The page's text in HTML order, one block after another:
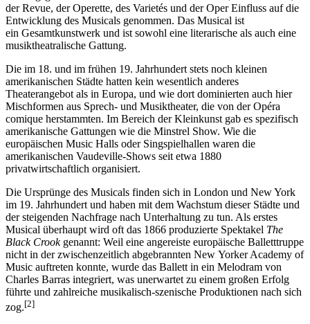
der Revue, der Operette, des Varietés und der Oper Einfluss auf die
Entwicklung des Musicals genommen. Das Musical ist
ein Gesamtkunstwerk und ist sowohl eine literarische als auch eine
musiktheatralische Gattung.
Die im 18. und im frühen 19. Jahrhundert stets noch kleinen
amerikanischen Städte hatten kein wesentlich anderes
Theaterangebot als in Europa, und wie dort dominierten auch hier
Mischformen aus Sprech- und Musiktheater, die von der Opéra
comique herstammten. Im Bereich der Kleinkunst gab es spezifisch
amerikanische Gattungen wie die Minstrel Show. Wie die
europäischen Music Halls oder Singspielhallen waren die
amerikanischen Vaudeville-Shows seit etwa 1880
privatwirtschaftlich organisiert.
Die Ursprünge des Musicals finden sich in London und New York
im 19. Jahrhundert und haben mit dem Wachstum dieser Städte und
der steigenden Nachfrage nach Unterhaltung zu tun. Als erstes
Musical überhaupt wird oft das 1866 produzierte Spektakel The
Black Crookgenannt: Weil eine angereiste europäische Balletttruppe
nicht in der zwischenzeitlich abgebrannten New Yorker Academy of
Music auftreten konnte, wurde das Ballett in ein Melodram von
Charles Barras integriert, was unerwartet zu einem großen Erfolg
führte und zahlreiche musikalisch-szenische Produktionen nach sich
zog.[2]